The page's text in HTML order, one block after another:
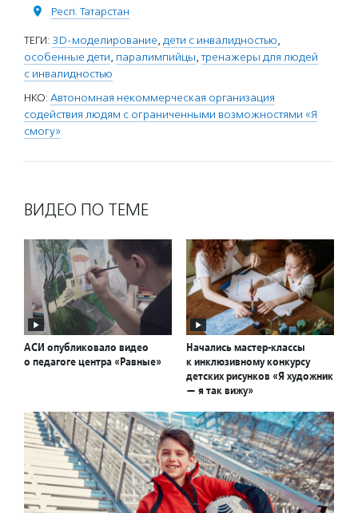
Респ. Татарстан
ТЕГИ: 3D-моделирование, дети с инвалидностью,
особенные дети, паралимпийцы,тренажеры для людей
с инвалидностью
НКО: Автономная некоммерческая организация
содействия людям с ограниченными возможностями «Я
смогу»
ВИДЕО ПО ТЕМЕ
АСИ опубликовало видео
о педагоге центра «Равные»
Начались мастер-классы
к инклюзивному конкурсу
детских рисунков «Я художник
— я так вижу»